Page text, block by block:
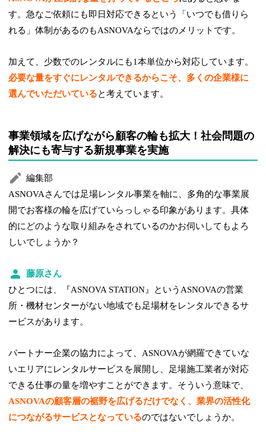
す。急なご依頼にも即日対応できるという「いつでも借りら
れる」体制があるのもASNOVAならではのメリットです。
加えて、少数でのレンタルにも1本単位から対応しています。
必要な量をすぐにレンタルできるからこそ、多くの企業様に
選んでいただいていると考えています。
事業領域を広げながら顧客の輪も拡大！社会問題の
解決にも寄与する新規事業を実施
編集部
ASNOVAさんでは足場レンタル事業を軸に、多角的な事業展
開でお客様の輪を広げていらっしゃる印象があります。具体
的にどのような取り組みをされているのかお伺いしてもよろ
しいでしょうか？
藤原さん
ひとつには、『ASNOVA STATION』というASNOVAの営業
所・機材センターがない地域でも足場材をレンタルできるサ
ービスがあります。
パートナー企業の協力によって、ASNOVAが網羅できていな
いエリアにレンタルサービスを展開し、足場施工業者が対応
できる仕事の量を増やすことができます。そういう意味で、
ASNOVAの顧客層の裾野を広げるだけでなく、業界の活性化
につながるサービスとなっているのではないでしょうか。